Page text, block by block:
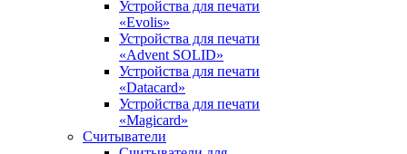
Устройства для печати
«Evolis»
Устройства для печати
«Advent SOLID»
Устройства для печати
«Datacard»
Устройства для печати
«Magicard»
Считыватели